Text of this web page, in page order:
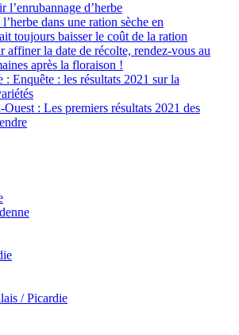
l’enrubannage d’herbe
dans une ration sèche en
toujours baisser le coût de la ration
affiner la date de récolte, rendez-vous au
après la floraison !
: Enquête : les résultats 2021 sur la
Ouest : Les premiers résultats 2021 des
/ Picardie